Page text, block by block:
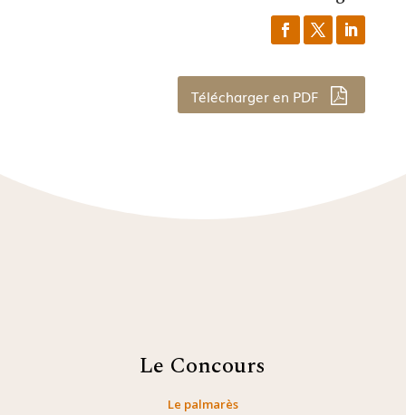
Télécharger en PDF
Le Concours
Le palmarès